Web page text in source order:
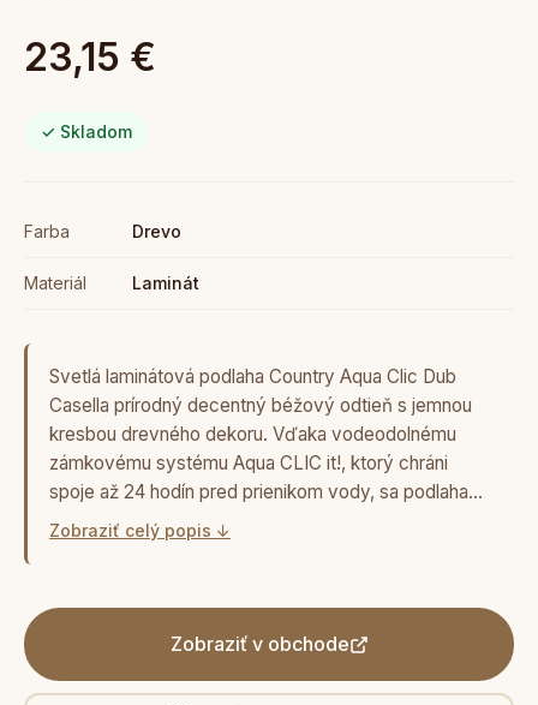
23,15 €
✓ Skladom
Farba Drevo
Materiál Laminát
Svetlá laminátová podlaha Country Aqua Clic Dub
Casella prírodný decentný béžový odtieň s jemnou
kresbou drevného dekoru. Vďaka vodeodolnému
zámkovému systému Aqua CLIC it!, ktorý chráni
spoje až 24 hodín pred prienikom vody, sa podlaha…
Zobraziť celý popis ↓
Zobraziť v obchode